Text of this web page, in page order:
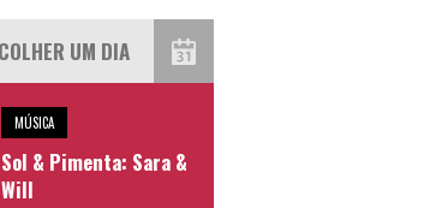
MÚSICA
Sol & Pimenta: Sara &
Will